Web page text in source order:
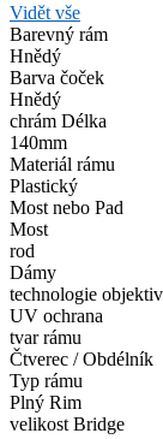
Vidět vše
Barevný rám
Hnědý
Barva čoček
Hnědý
chrám Délka
140mm
Materiál rámu
Plastický
Most nebo Pad
Most
rod
Dámy
technologie objektiv
UV ochrana
tvar rámu
Čtverec / Obdélník
Typ rámu
Plný Rim
velikost Bridge